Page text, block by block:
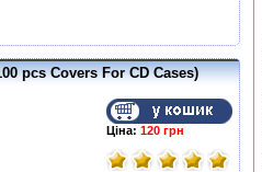
pcs Covers For CD Cases)
Ціна: 120 грн